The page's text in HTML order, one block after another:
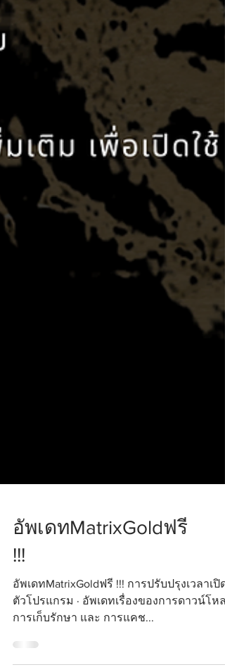
อัพเดทMatrixGoldฟรี
!!!
อัพเดทMatrixGoldฟรี !!! การปรับปรุงเวลาเปิด
ตัวโปรแกรม · อัพเดทเรื่องของการดาวน์โหลด